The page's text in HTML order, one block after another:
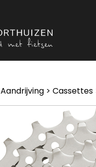
Aandrijving > Cassettes